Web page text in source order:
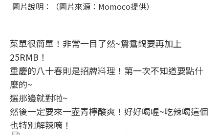
圖片說明：（圖片來源：Momoco提供）
菜單很簡單！非常一目了然~鴛鴦鍋要再加上
25RMB！
重慶的八十春則是招牌料理！第一次不知道要點什
麼的~
選那邊就對啦~
然後一定要來一壺青檸酸爽！好好喝喔~吃辣喝這個
也特別解辣唷！